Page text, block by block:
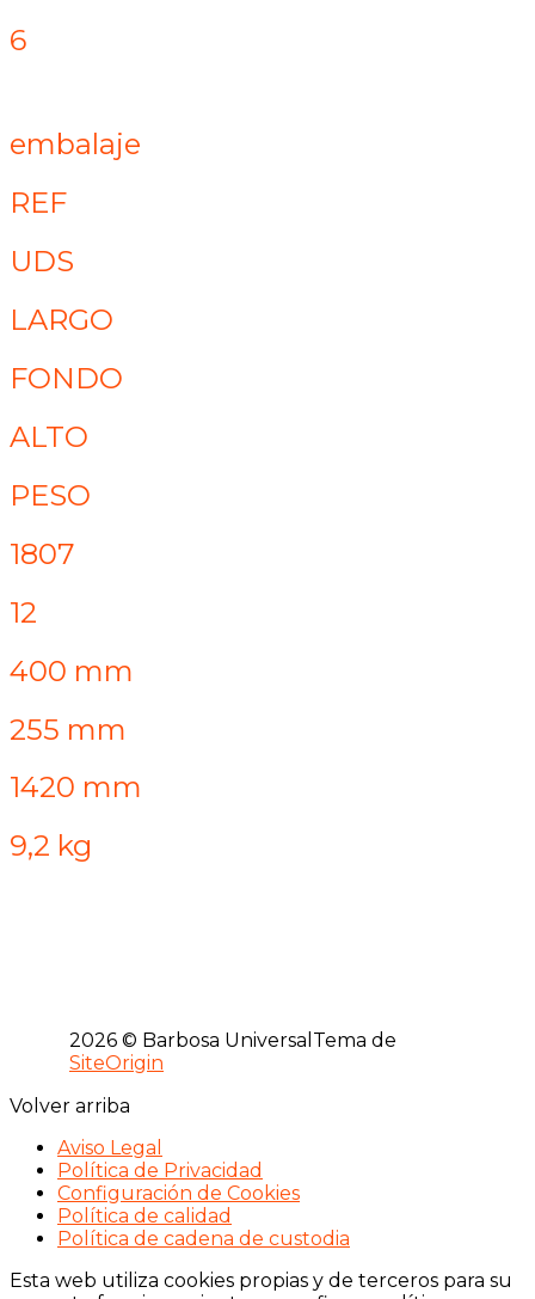
6
embalaje
REF
UDS
LARGO
FONDO
ALTO
PESO
1807
12
400 mm
255 mm
1420 mm
9,2 kg
2026 © Barbosa Universal Tema de
SiteOrigin
Volver arriba
Aviso Legal
Política de Privacidad
Configuración de Cookies
Política de calidad
Política de cadena de custodia
Esta web utiliza cookies propias y de terceros para su